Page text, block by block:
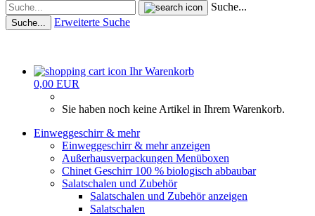
Suche...
Suche... Erweiterte Suche
Ihr Warenkorb
0,00 EUR
Sie haben noch keine Artikel in Ihrem Warenkorb.
Einweggeschirr & mehr
Einweggeschirr & mehr anzeigen
Außerhausverpackungen Menüboxen
Chinet Geschirr 100 % biologisch abbaubar
Salatschalen und Zubehör
Salatschalen und Zubehör anzeigen
Salatschalen